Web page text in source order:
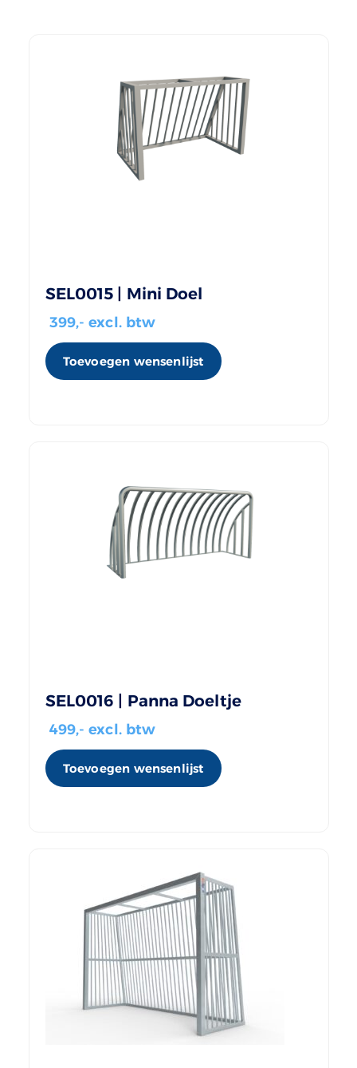
SEL0015 | Mini Doel
399,- excl. btw
Toevoegen wensenlijst
SEL0016 | Panna Doeltje
499,- excl. btw
Toevoegen wensenlijst